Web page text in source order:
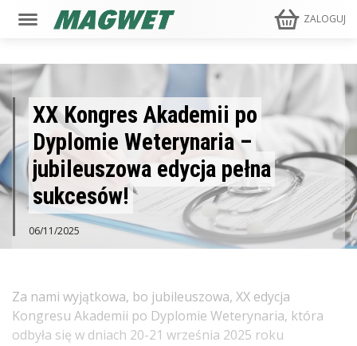
ZALOGUJ
XX Kongres Akademii po
Dyplomie Weterynaria –
jubileuszowa edycja pełna
sukcesów!
06/11/2025
Za nami wyjątkowa, bo jubileuszowa, XX edycja
Kongresu Akademii po Dyplomie Weterynaria, która
odbyła się w dniach 20-21 września 2025 roku